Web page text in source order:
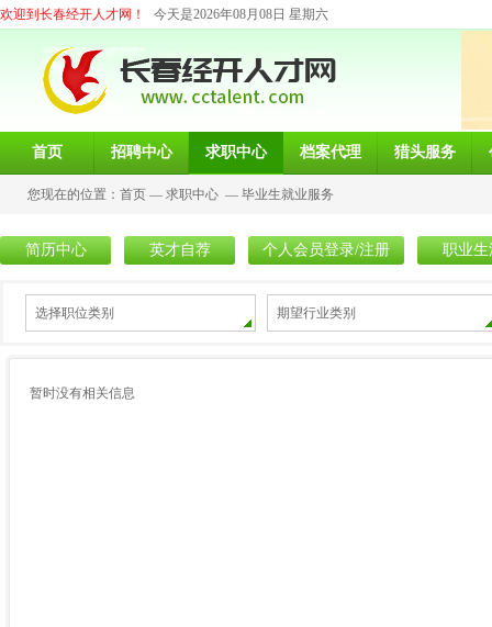
欢迎到长春经开人才网！ 今天是2026年08月08日 星期六
首页 招聘中心 求职中心 档案代理 猎头服务
您现在的位置： 首页 — 求职中心 — 毕业生就业服务
简历中心 英才自荐 个人会员登录/注册 职业生
选择职位类别 期望行业类别
暂时没有相关信息